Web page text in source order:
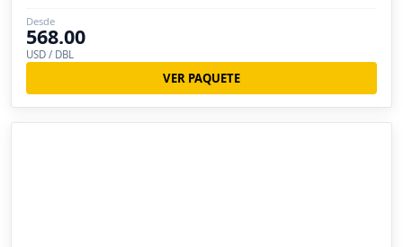
Desde
568.00
USD / DBL
VER PAQUETE